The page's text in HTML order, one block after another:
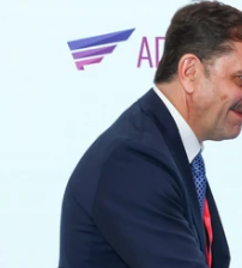
ЛИЧНЫЙ СЧЕТ
ИСПЫТАНО НА СЕБЕ